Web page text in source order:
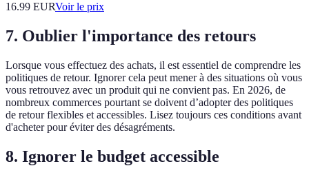
16.99 EURVoir le prix
7. Oublier l'importance des retours
Lorsque vous effectuez des achats, il est essentiel de comprendre les
politiques de retour. Ignorer cela peut mener à des situations où vous
vous retrouvez avec un produit qui ne convient pas. En 2026, de
nombreux commerces pourtant se doivent d’adopter des politiques
de retour flexibles et accessibles. Lisez toujours ces conditions avant
d'acheter pour éviter des désagréments.
8. Ignorer le budget accessible